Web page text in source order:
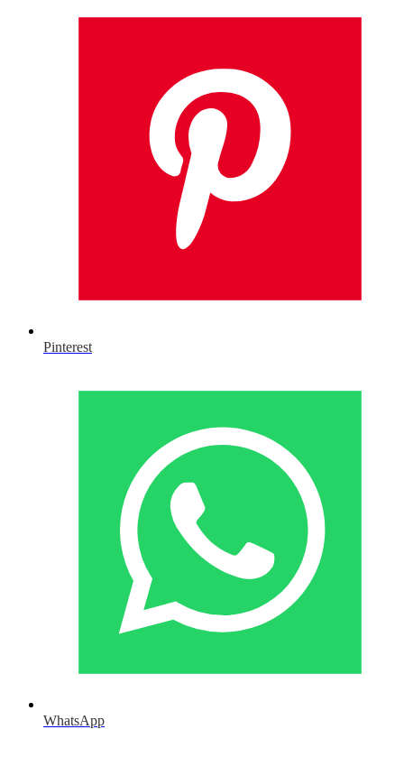
Pinterest
WhatsApp